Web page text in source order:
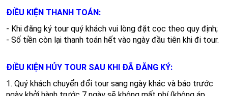
ĐIỀU KIỆN THANH TOÁN:
- Khi đăng ký tour quý khách vui lòng đặt cọc theo quy định;
- Số tiền còn lại thanh toán hết vào ngày đầu tiên khi đi tour.
ĐIỀU KIỆN HỦY TOUR SAU KHI ĐÃ ĐĂNG KÝ:
1. Quý khách chuyển đổi tour sang ngày khác và báo trước